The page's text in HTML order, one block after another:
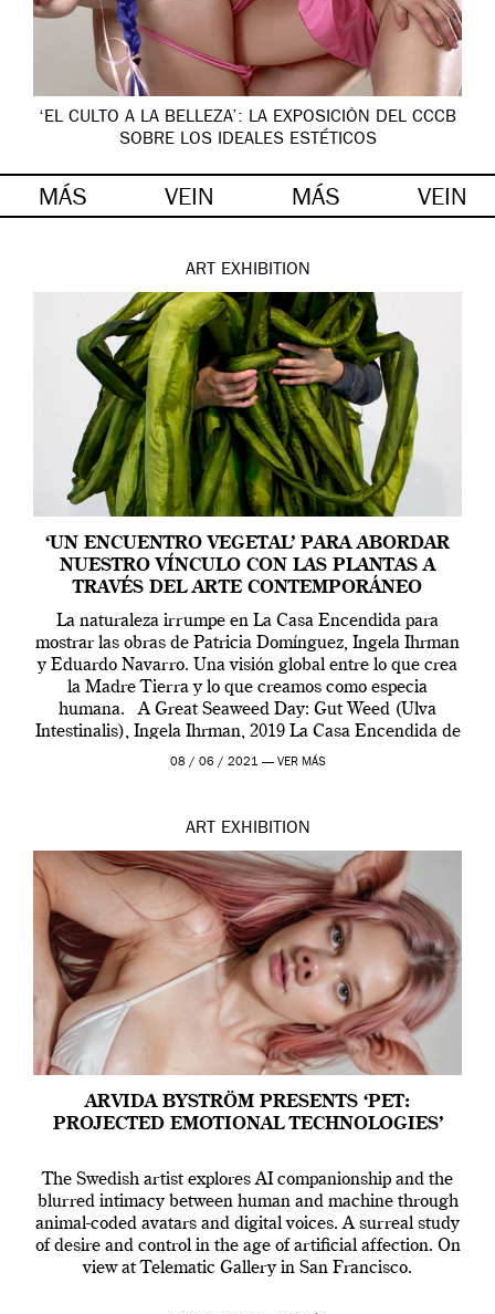
‘EL CULTO A LA BELLEZA’: LA EXPOSICIÓN DEL CCCB
SOBRE LOS IDEALES ESTÉTICOS
MÁS VEIN MÁS VEIN
ART EXHIBITION
‘UN ENCUENTRO VEGETAL’ PARA ABORDAR
NUESTRO VÍNCULO CON LAS PLANTAS A
TRAVÉS DEL ARTE CONTEMPORÁNEO
La naturaleza irrumpe en La Casa Encendida para
mostrar las obras de Patricia Domínguez, Ingela Ihrman
y Eduardo Navarro. Una visión global entre lo que crea
la Madre Tierra y lo que creamos como especia
humana. A Great Seaweed Day: Gut Weed (Ulva
Intestinalis), Ingela Ihrman, 2019 La Casa Encendida de
Madrid y la Wellcome […]
08 / 06 / 2021 — VER MÁS
ART EXHIBITION
ARVIDA BYSTRÖM PRESENTS ‘PET:
PROJECTED EMOTIONAL TECHNOLOGIES’
The Swedish artist explores AI companionship and the
blurred intimacy between human and machine through
animal-coded avatars and digital voices. A surreal study
of desire and control in the age of artificial affection. On
view at Telematic Gallery in San Francisco.